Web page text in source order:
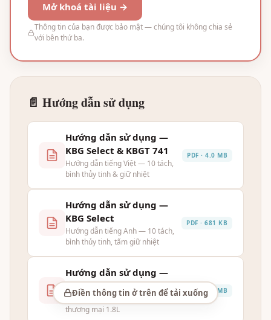
Mở khoá tài liệu →
Thông tin của bạn được bảo mật — chúng tôi không chia sẻ
với bên thứ ba.
Điền thông tin ở trên để tải xuống
📄 Hướng dẫn sử dụng
Hướng dẫn sử dụng —
KBG Select & KBGT 741
Hướng dẫn tiếng Việt — 10 tách,
bình thủy tinh & giữ nhiệt
PDF · 4.0 MB
Hướng dẫn sử dụng —
KBG Select
Hướng dẫn tiếng Anh — 10 tách,
bình thủy tinh, tấm giữ nhiệt
PDF · 681 KB
Hướng dẫn sử dụng —
CD Grand / CDT Grand
Hướng dẫn tiếng Việt — Máy pha
thương mại 1.8L
PDF · 2.4 MB